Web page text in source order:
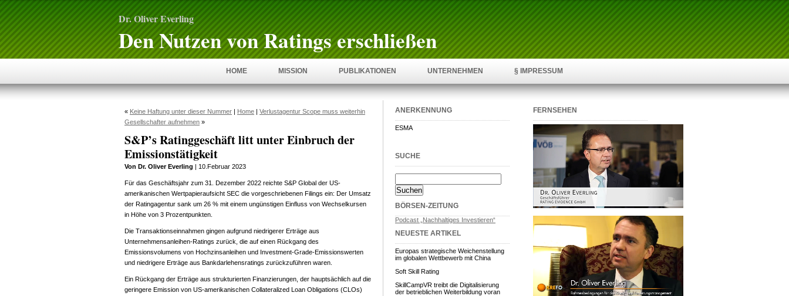
Dr. Oliver Everling
Den Nutzen von Ratings erschließen
HOME MISSION PUBLIKATIONEN UNTERNEHMEN § IMPRESSUM
« Keine Haftung unter dieser Nummer | Home | Verlustagentur Scope muss weiterhin
Gesellschafter aufnehmen »
S&P’s Ratinggeschäft litt unter Einbruch der
Emissionstätigkeit
Von Dr. Oliver Everling | 10.Februar 2023
Für das Geschäftsjahr zum 31. Dezember 2022 reichte S&P Global der US-
amerikanischen Wertpapieraufsicht SEC die vorgeschriebenen Filings ein: Der Umsatz
der Ratingagentur sank um 26 % mit einem ungünstigen Einfluss von Wechselkursen
in Höhe von 3 Prozentpunkten.
Die Transaktionseinnahmen gingen aufgrund niedrigerer Erträge aus
Unternehmensanleihen-Ratings zurück, die auf einen Rückgang des
Emissionsvolumens von Hochzinsanleihen und Investment-Grade-Emissionswerten
und niedrigere Erträge aus Bankdarlehensratings zurückzuführen waren.
Ein Rückgang der Erträge aus strukturierten Finanzierungen, der hauptsächlich auf die
geringere Emission von US-amerikanischen Collateralized Loan Obligations (CLOs)
ANERKENNUNG
ESMA
SUCHE
BÖRSEN-ZEITUNG
Podcast „Nachhaltiges Investieren“
NEUESTE ARTIKEL
Europas strategische Weichenstellung
im globalen Wettbewerb mit China
Soft Skill Rating
SkillCampVR treibt die Digitalisierung
der betrieblichen Weiterbildung voran
FERNSEHEN